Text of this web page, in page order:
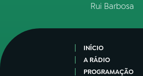
Rui Barbosa
INÍCIO
A RÁDIO
PROGRAMAÇÃO